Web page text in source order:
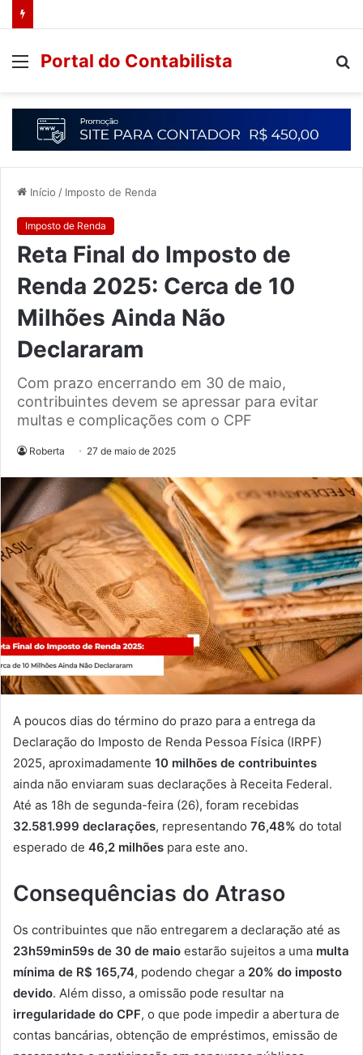
Portal do Contabilista
Início / Imposto de Renda
Imposto de Renda
Reta Final do Imposto de
Renda 2025: Cerca de 10
Milhões Ainda Não
Declararam
Com prazo encerrando em 30 de maio,
contribuintes devem se apressar para evitar
multas e complicações com o CPF
Roberta 27 de maio de 2025
A poucos dias do término do prazo para a entrega da
Declaração do Imposto de Renda Pessoa Física (IRPF)
2025, aproximadamente 10 milhões de contribuintes
ainda não enviaram suas declarações à Receita Federal.
Até as 18h de segunda-feira (26), foram recebidas
32.581.999 declarações, representando 76,48% do total
esperado de 46,2 milhões para este ano.
Consequências do Atraso
Os contribuintes que não entregarem a declaração até as
23h59min59s de 30 de maio estarão sujeitos a uma multa
mínima de R$ 165,74, podendo chegar a 20% do imposto
devido. Além disso, a omissão pode resultar na
irregularidade do CPF, o que pode impedir a abertura de
contas bancárias, obtenção de empréstimos, emissão de